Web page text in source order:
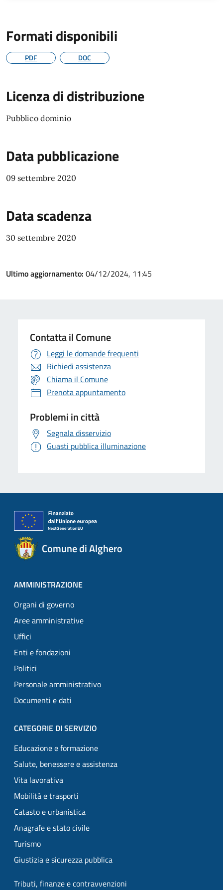
Formati disponibili
PDF DOC
Licenza di distribuzione
Pubblico dominio
Data pubblicazione
09 settembre 2020
Data scadenza
30 settembre 2020
Ultimo aggiornamento: 04/12/2024, 11:45
Contatta il Comune
Leggi le domande frequenti
Richiedi assistenza
Chiama il Comune
Prenota appuntamento
Problemi in città
Segnala disservizio
Guasti pubblica illuminazione
Comune di Alghero
AMMINISTRAZIONE
Organi di governo
Aree amministrative
Uffici
Enti e fondazioni
Politici
Personale amministrativo
Documenti e dati
CATEGORIE DI SERVIZIO
Educazione e formazione
Salute, benessere e assistenza
Vita lavorativa
Mobilità e trasporti
Catasto e urbanistica
Anagrafe e stato civile
Turismo
Giustizia e sicurezza pubblica
Tributi, finanze e contravvenzioni